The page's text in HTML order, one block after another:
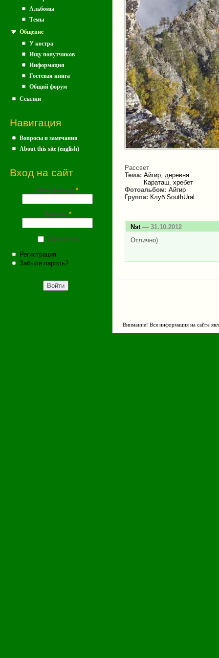
Альбомы
Темы
Общение
У костра
Ищу попутчиков
Информация
Гостевая книга
Общий форум
Ссылки
Навигация
Вопросы и замечания
About this site (english)
Вход на сайт
Имя (почта) *
Пароль *
Запомнить
Регистрация
Забыли пароль?
Рассвет
Тема: Айгир, деревня
Караташ, хребет
Фотоальбом: Айгир
Группа: Клуб SouthUral
Nэt— 31.10.2012
Отлично)
Внимание! Вся информация на сайте